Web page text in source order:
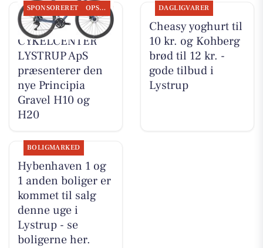
SPONSORERET OPSLAGSTAVLEN
MOSQUITO
CYKELCENTER
LYSTRUP ApS
præsenterer den
nye Principia
Gravel H10 og
H20
DAGLIGVARER
Cheasy yoghurt til
10 kr. og Kohberg
brød til 12 kr. -
gode tilbud i
Lystrup
BOLIGMARKED
Hybenhaven 1 og
1 anden boliger er
kommet til salg
denne uge i
Lystrup - se
boligerne her.